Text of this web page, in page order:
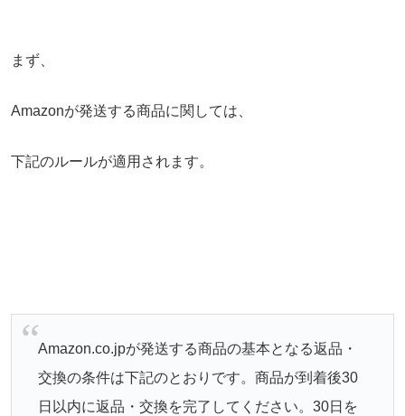
まず、
Amazonが発送する商品に関しては、
下記のルールが適用されます。
Amazon.co.jpが発送する商品の基本となる返品・
交換の条件は下記のとおりです。商品が到着後30
日以内に返品・交換を完了してください。30日を